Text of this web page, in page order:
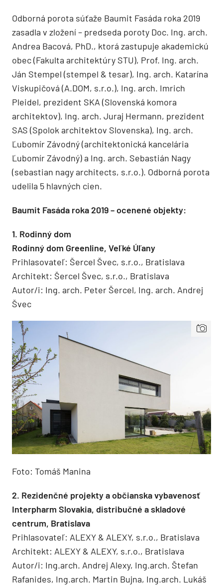
Odborná porota súťaže Baumit Fasáda roka 2019
zasadla v zložení – predseda poroty Doc. Ing. arch.
Andrea Bacová, PhD., ktorá zastupuje akademickú
obec (Fakulta architektúry STU), Prof. Ing. arch.
Ján Stempel (stempel & tesar), Ing. arch. Katarína
Viskupičová (A.DOM, s.r.o.), Ing. arch. Imrich
Pleidel, prezident SKA (Slovenská komora
architektov), Ing. arch. Juraj Hermann, prezident
SAS (Spolok architektov Slovenska), Ing. arch.
Ľubomír Závodný (architektonická kancelária
Ľubomír Závodný) a Ing. arch. Sebastián Nagy
(sebastian nagy architects, s.r.o.). Odborná porota
udelila 5 hlavných cien.
Baumit Fasáda roka 2019 – ocenené objekty:
1. Rodinný dom
Rodinný dom Greenline, Veľké Úľany
Prihlasovateľ: Šercel Švec, s.r.o., Bratislava
Architekt: Šercel Švec, s.r.o., Bratislava
Autor/i: Ing. arch. Peter Šercel, Ing. arch. Andrej
Švec
Foto: Tomáš Manina
2. Rezidenčné projekty a občianska vybavenosť
Interpharm Slovakia, distribučné a skladové
centrum, Bratislava
Prihlasovateľ: ALEXY & ALEXY, s.r.o., Bratislava
Architekt: ALEXY & ALEXY, s.r.o., Bratislava
Autor/i: Ing.arch. Andrej Alexy, Ing.arch. Štefan
Rafanides, Ing.arch. Martin Bujna, Ing.arch. Lukáš